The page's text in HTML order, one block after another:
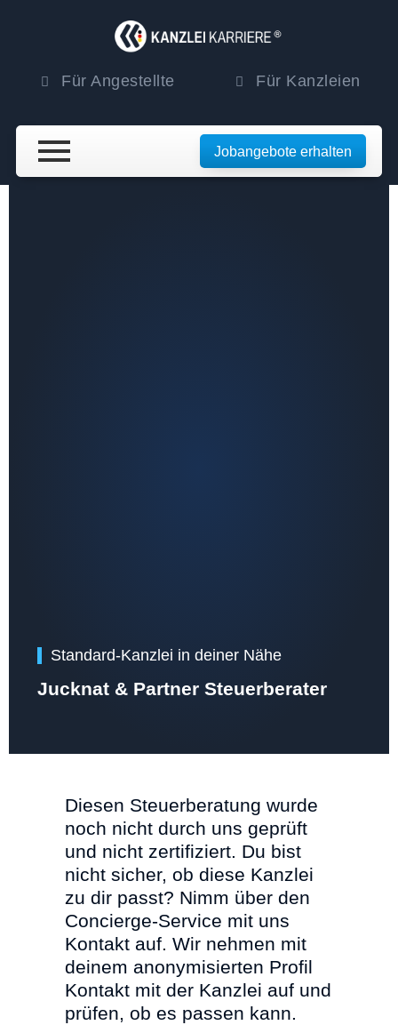
Für Angestellte Für Kanzleien
Jobangebote erhalten
Standard-Kanzlei in deiner Nähe
Jucknat & Partner Steuerberater
Diesen Steuerberatung wurde
noch nicht durch uns geprüft
und nicht zertifiziert. Du bist
nicht sicher, ob diese Kanzlei
zu dir passt? Nimm über den
Concierge-Service mit uns
Kontakt auf. Wir nehmen mit
deinem anonymisierten Profil
Kontakt mit der Kanzlei auf und
prüfen, ob es passen kann.